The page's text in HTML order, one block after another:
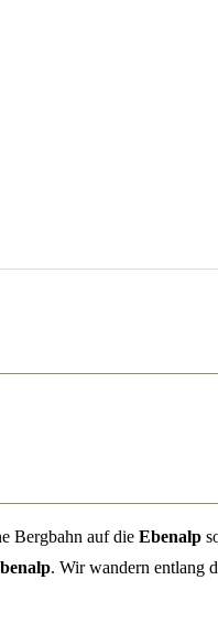
Bergbahn auf die Ebenalp
. Wir wandern entlang